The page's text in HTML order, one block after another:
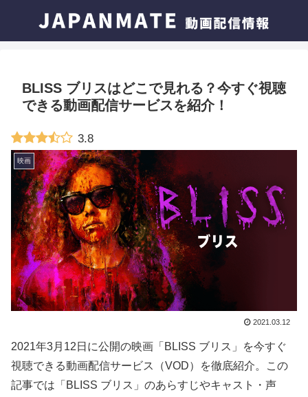
BLISS ブリスはどこで見れる？今すぐ視聴
できる動画配信サービスを紹介！
3.8
映画
2021.03.12
2021年3月12日に公開の映画「BLISS ブリス」を今すぐ
視聴できる動画配信サービス（VOD）を徹底紹介。この
記事では「BLISS ブリス」のあらすじやキャスト・声